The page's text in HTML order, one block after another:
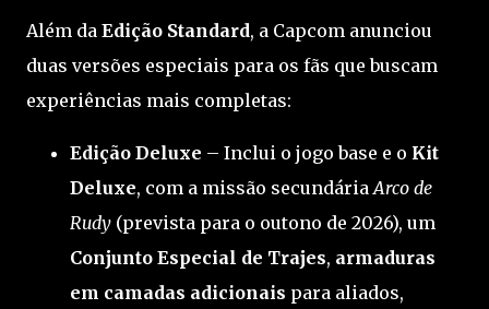
Além da Edição Standard, a Capcom anunciou
duas versões especiais para os fãs que buscam
experiências mais completas:
Edição Deluxe – Inclui o jogo base e o Kit
Deluxe, com a missão secundária Arco de
Rudy (prevista para o outono de 2026), um
Conjunto Especial de Trajes, armaduras
em camadas adicionais para aliados,